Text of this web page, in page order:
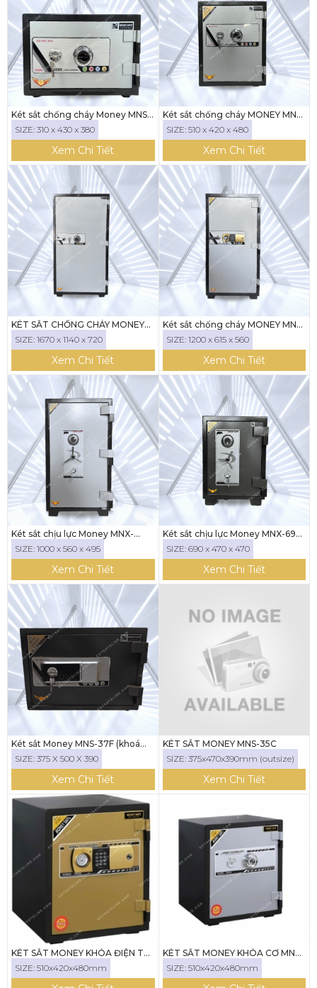
Két sắt chống cháy Money MNS-
31C (KHÓA CƠ)
SIZE: 310 x 430 x 380
Xem Chi Tiết
Két sắt chống cháy MONEY MNS-
52C ( KHÓA CƠ)
SIZE: 510 x 420 x 480
Xem Chi Tiết
KÉT SẮT CHỐNG CHÁY MONEY
SIZE: 1670 x 1140 x 720
Xem Chi Tiết
Két sắt chống cháy MONEY MNS-
SIZE: 1200 x 615 x 560
Xem Chi Tiết
Két sắt chịu lực Money MNX-
100C khóa cơ
SIZE: 1000 x 560 x 495
Xem Chi Tiết
Két sắt chịu lực Money MNX-69
(Khóa cơ)
SIZE: 690 x 470 x 470
Xem Chi Tiết
Két sắt Money MNS-37F (khoá
SIZE: 375 X 500 X 390
Xem Chi Tiết
KÉT SẮT MONEY MNS-35C
SIZE: 375x470x390mm (outsize)
Xem Chi Tiết
KÉT SẮT MONEY KHÓA ĐIỆN TỬ
MNS-52E
SIZE: 510x420x480mm
KÉT SẮT MONEY KHÓA CƠ MNS-
52C
SIZE: 510x420x480mm